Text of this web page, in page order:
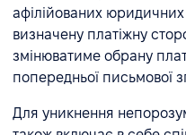
афілійованих
визначену платіжну
змінюватиме обрану
попередньої письмової
Для уникнення